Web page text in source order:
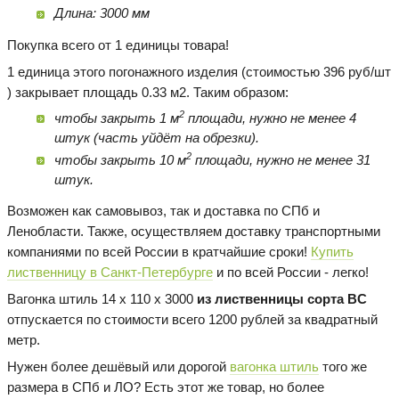
Длина: 3000 мм
Покупка всего от 1 единицы товара!
1 единица этого погонажного изделия (стоимостью 396 руб/шт
) закрывает площадь 0.33 м2. Таким образом:
чтобы закрыть 1 м2площади, нужно не менее 4
штук (часть уйдёт на обрезки).
чтобы закрыть 10 м2площади, нужно не менее 31
штук.
Возможен как самовывоз, так и доставка по СПб и
Ленобласти. Также, осуществляем доставку транспортными
компаниями по всей России в кратчайшие сроки! Купить
лиственницу в Санкт-Петербурге и по всей России - легко!
Вагонка штиль 14 х 110 х 3000 из лиственницы сорта BC
отпускается по стоимости всего 1200 рублей за квадратный
метр.
Нужен более дешёвый или дорогой вагонка штиль того же
размера в СПб и ЛО? Есть этот же товар, но более